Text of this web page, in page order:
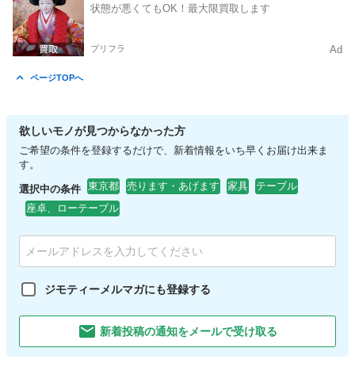
状態が悪くてもOK！最大限買取します
プリフラ Ad
ページTOPへ
欲しいモノが見つからなかった方
ご希望の条件を登録するだけで、新着情報をいち早くお届け出来ま
す。
選択中の条件 東京都 売ります・あげます 家具
テーブル
座卓、ローテーブル
ジモティーメルマガにも登録する
新着投稿の通知をメールで受け取る